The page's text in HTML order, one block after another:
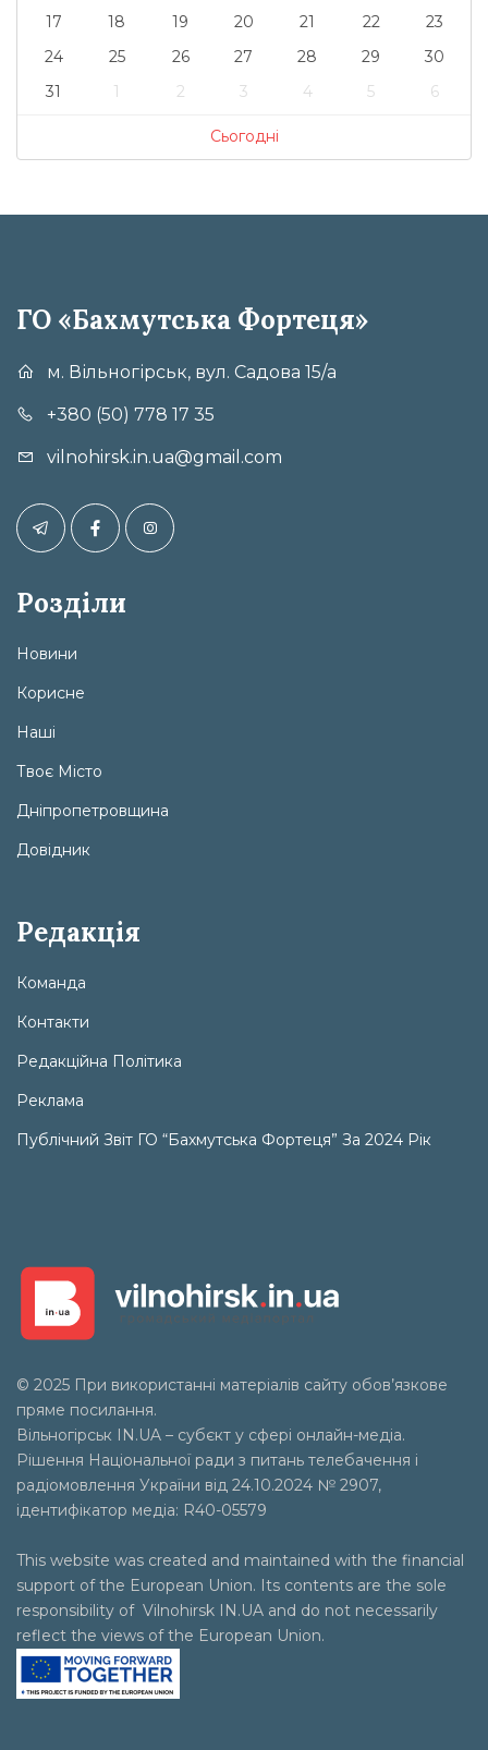
17
18 19 20 21 22
23
24
25 26 27 28 29
30
31
1 2 3 4 5 6
Сьогодні
ГО «Бахмутська Фортеця»
м. Вільногірськ, вул. Садова 15/а
+380 (50) 778 17 35
vilnohirsk.in.ua@gmail.com
Розділи
Новини
Корисне
Наші
Твоє Місто
Дніпропетровщина
Довідник
Редакція
Команда
Контакти
Редакційна Політика
Реклама
Публічний Звіт ГО “Бахмутська Фортеця” За 2024 Рік
© 2025 При використанні матеріалів сайту обов’язкове
пряме посилання.
Вільногірськ
IN.UA – субєкт у сфері онлайн-медіа.
Рішення Національної ради з питань телебачення і
радіомовлення України від 24.10.2024 № 2907,
ідентифікатор медіа: R40-05579
This website was created and maintained with the financial
support of the European Union. Its contents are the sole
responsibility of Vilnohirsk IN.UA and do not necessarily
reflect the views of the European Union.